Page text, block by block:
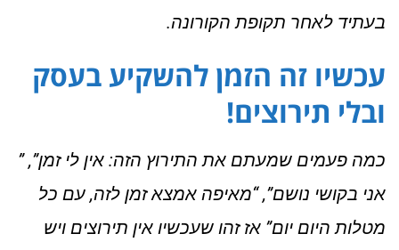
בעתיד לאחר תקופת הקורונה.
עכשיו זה הזמן להשקיע בעסק
ובלי תירוצים!
כמה פעמים שמעתם את התירוץ הזה: אין לי זמן”, ”
אני בקושי נושם”, “מאיפה אמצא זמן לזה, עם כל
מטלות היום יום” אז זהו שעכשיו אין תירוצים ויש